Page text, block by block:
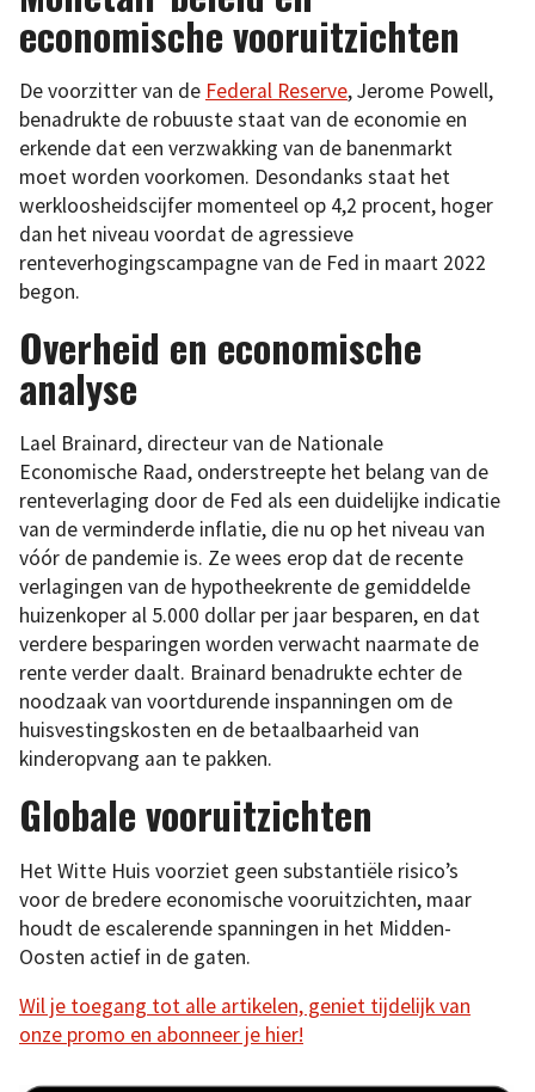
economische vooruitzichten
De voorzitter van de Federal Reserve, Jerome Powell,
benadrukte de robuuste staat van de economie en
erkende dat een verzwakking van de banenmarkt
moet worden voorkomen. Desondanks staat het
werkloosheidscijfer momenteel op 4,2 procent, hoger
dan het niveau voordat de agressieve
renteverhogingscampagne van de Fed in maart 2022
begon.
Overheid en economische
analyse
Lael Brainard, directeur van de Nationale
Economische Raad, onderstreepte het belang van de
renteverlaging door de Fed als een duidelijke indicatie
van de verminderde inflatie, die nu op het niveau van
vóór de pandemie is. Ze wees erop dat de recente
verlagingen van de hypotheekrente de gemiddelde
huizenkoper al 5.000 dollar per jaar besparen, en dat
verdere besparingen worden verwacht naarmate de
rente verder daalt. Brainard benadrukte echter de
noodzaak van voortdurende inspanningen om de
huisvestingskosten en de betaalbaarheid van
kinderopvang aan te pakken.
Globale vooruitzichten
Het Witte Huis voorziet geen substantiële risico’s
voor de bredere economische vooruitzichten, maar
houdt de escalerende spanningen in het Midden-
Oosten actief in de gaten.
Wil je toegang tot alle artikelen, geniet tijdelijk van
onze promo en abonneer je hier!